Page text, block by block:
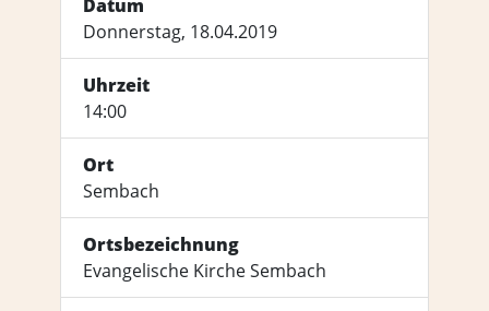
Datum
Donnerstag, 18.04.2019
Uhrzeit
14:00
Ort
Sembach
Ortsbezeichnung
Evangelische Kirche Sembach